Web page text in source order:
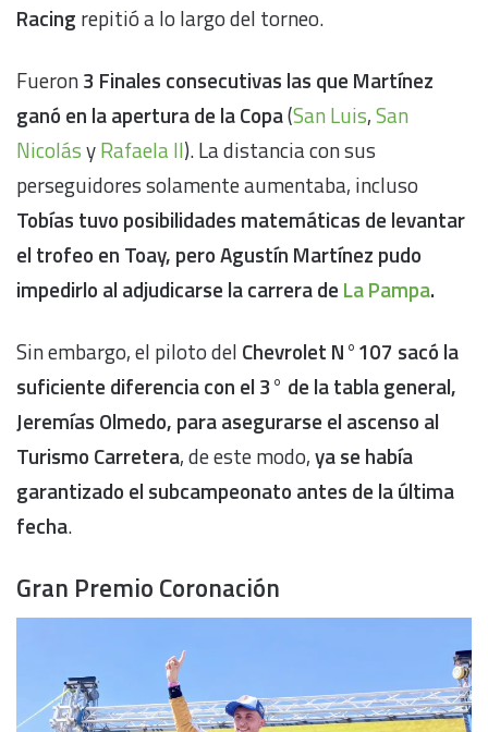
Racing repitió a lo largo del torneo.
Fueron3 Finales consecutivas las que Martínez
ganó en la apertura de la Copa(San Luis,San
NicolásyRafaela II). La distancia con sus
perseguidores solamente aumentaba, incluso
Tobías tuvo posibilidades matemáticas de levantar
el trofeo en Toay, pero Agustín Martínez pudo
impedirlo al adjudicarse la carrera de La Pampa.
Sin embargo, el piloto del Chevrolet N°107 sacó la
suficiente diferencia con el 3° de la tabla general,
Jeremías Olmedo, para asegurarse el ascenso al
Turismo Carretera, de este modo,ya se había
garantizado el subcampeonato antes de la última
fecha.
Gran Premio Coronación